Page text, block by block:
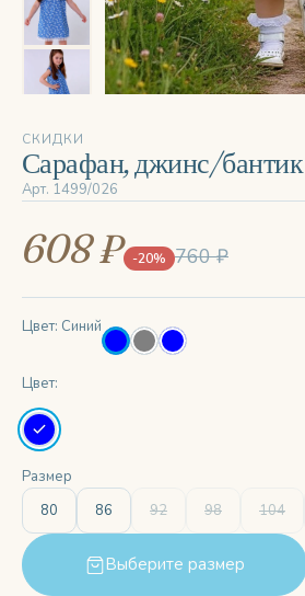
СКИДКИ
Сарафан, джинс/бантик
Арт. 1499/026
608 ₽ -20% 760 ₽
Цвет: Синий
Цвет:
Размер
80 86 92 98 104
Выберите размер